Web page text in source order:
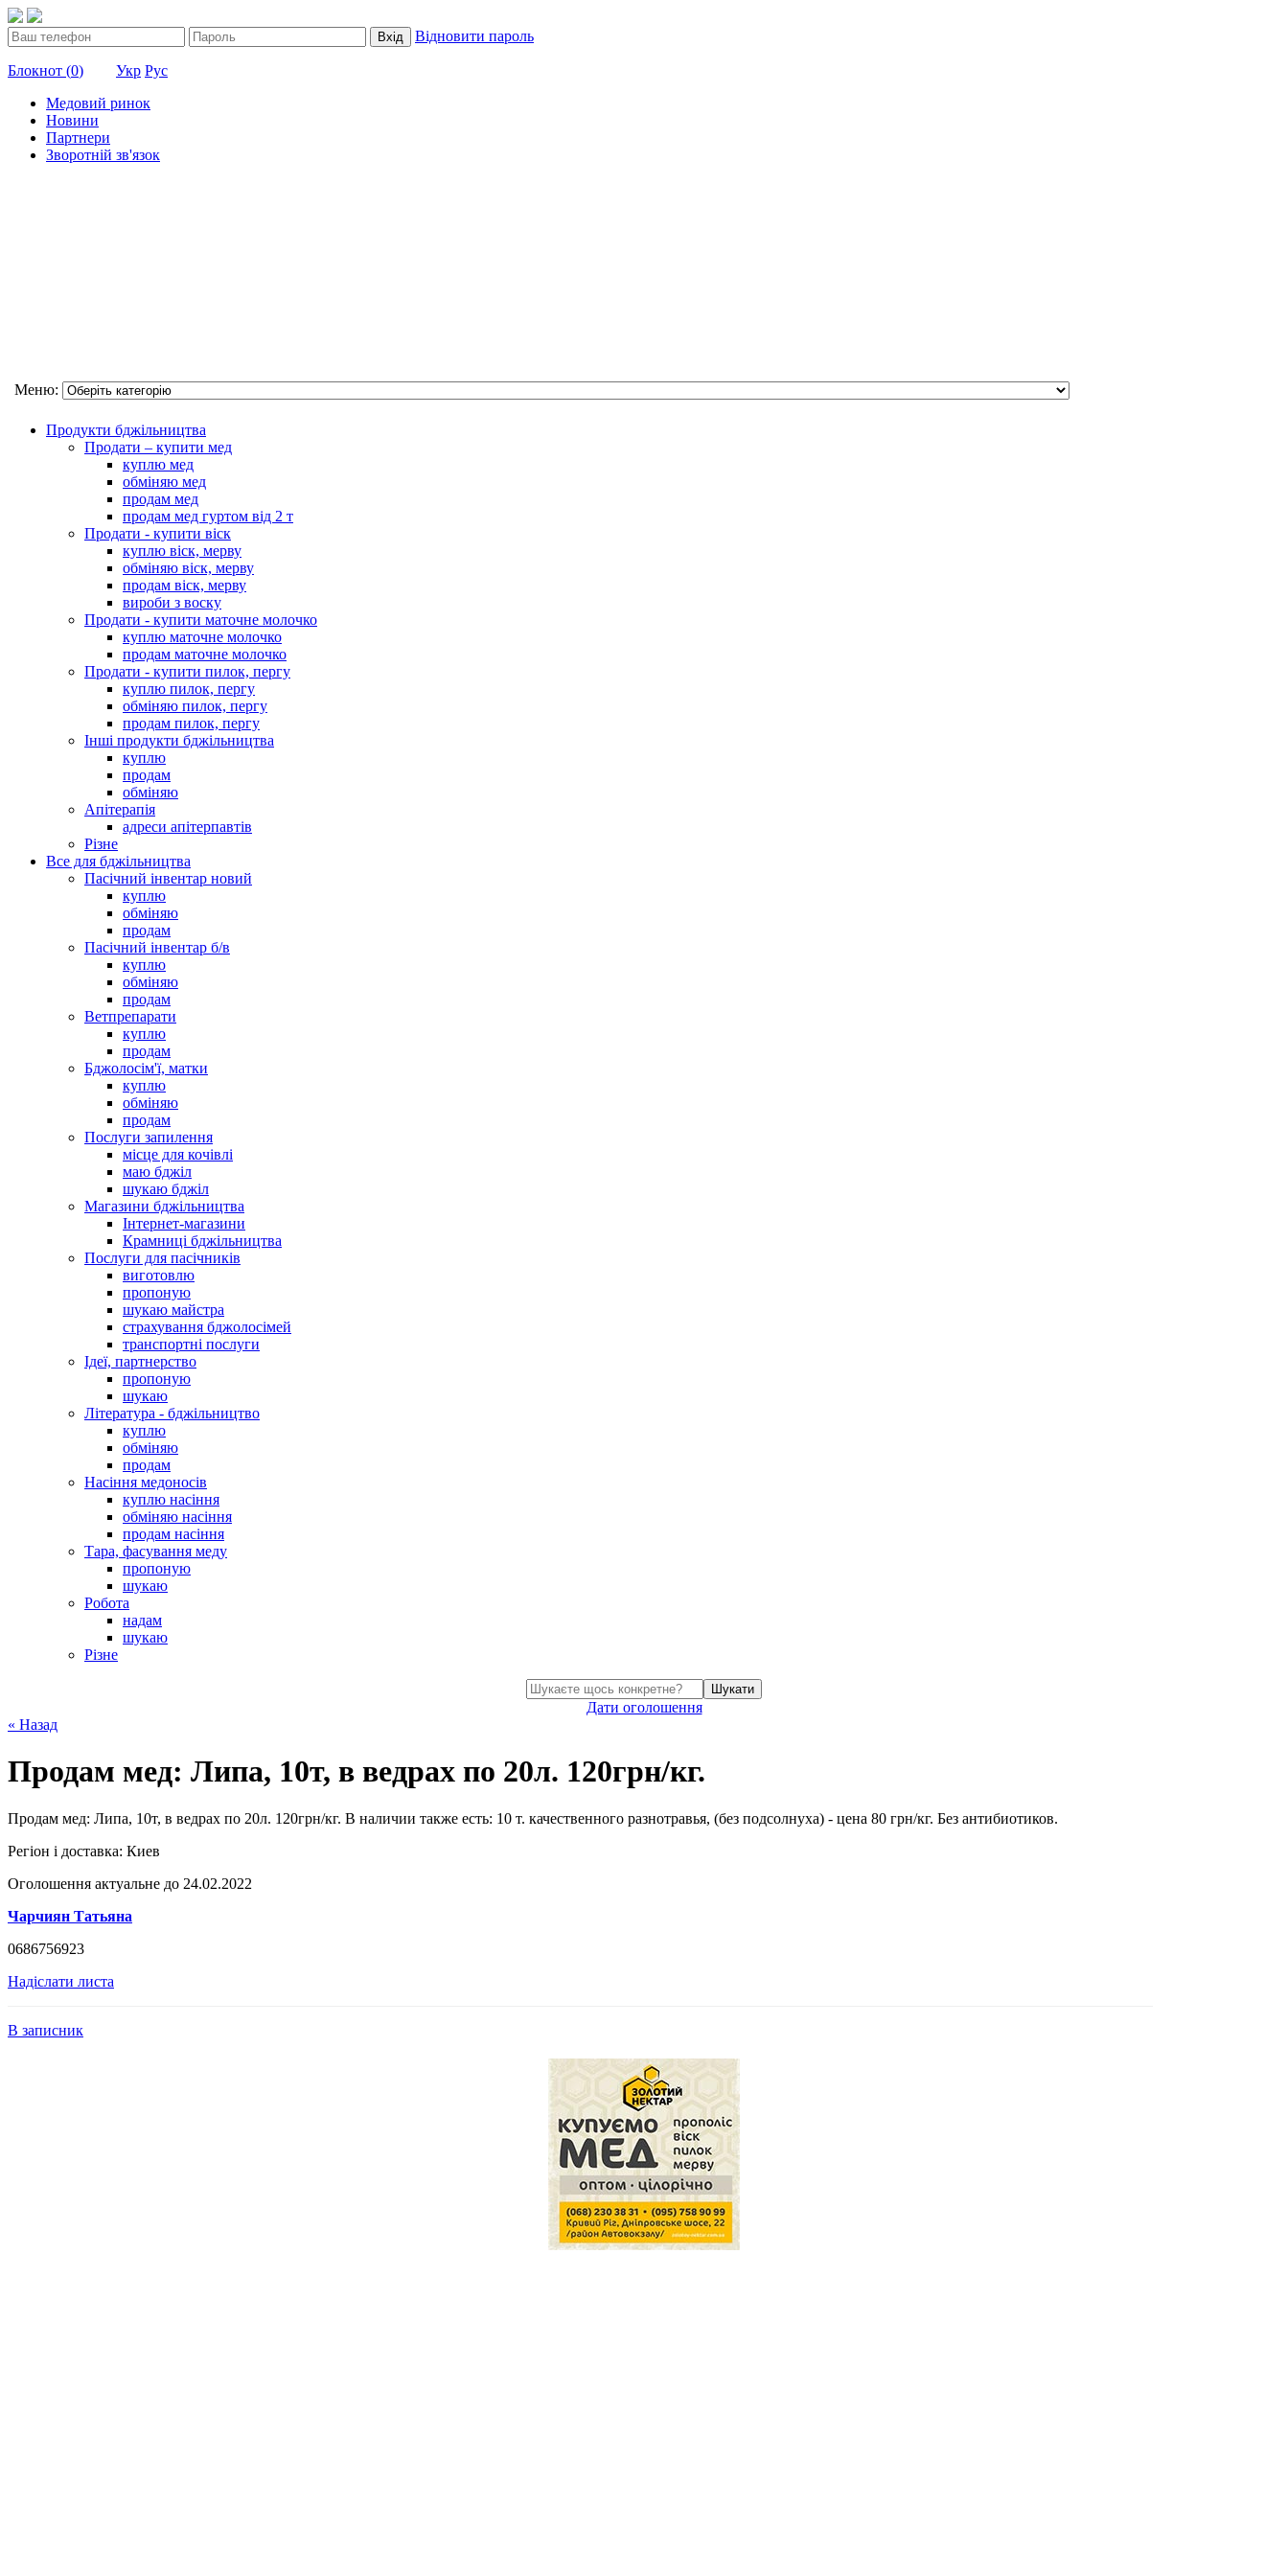
Вхід Відновити пароль
Блокнот (0) Укр Рус
Медовий ринок
Новини
Партнери
Зворотній зв'язок
Меню:
Продукти бджільництва
Продати – купити мед
куплю мед
обміняю мед
продам мед
продам мед гуртом від 2 т
Продати - купити віск
куплю віск, мерву
обміняю віск, мерву
продам віск, мерву
вироби з воску
Продати - купити маточне молочко
куплю маточне молочко
продам маточне молочко
Продати - купити пилок, пергу
куплю пилок, пергу
обміняю пилок, пергу
продам пилок, пергу
Інші продукти бджільництва
куплю
продам
обміняю
Апітерапія
адреси апітерпавтів
Різне
Все для бджільництва
Пасічний інвентар новий
куплю
обміняю
продам
Пасічний інвентар б/в
куплю
обміняю
продам
Ветпрепарати
куплю
продам
Бджолосім'ї, матки
куплю
обміняю
продам
Послуги запилення
місце для кочівлі
маю бджіл
шукаю бджіл
Магазини бджільництва
Інтернет-магазини
Крамниці бджільництва
Послуги для пасічників
виготовлю
пропоную
шукаю майстра
страхування бджолосімей
транспортні послуги
Ідеї, партнерство
пропоную
шукаю
Література - бджільництво
куплю
обміняю
продам
Насіння медоносів
куплю насіння
обміняю насіння
продам насіння
Тара, фасування меду
пропоную
шукаю
Робота
надам
шукаю
Різне
Шукати
Дати оголошення
« Назад
Продам мед: Липа, 10т, в ведрах по 20л. 120грн/кг.
Продам мед: Липа, 10т, в ведрах по 20л. 120грн/кг. В наличии также есть: 10 т. качественного разнотравья, (без подсолнуха) - цена 80 грн/кг. Без антибиотиков.
Регіон і доставка: Киев
Оголошення актуальне до 24.02.2022
Чарчиян Татьяна
0686756923
Надіслати листа
В записник